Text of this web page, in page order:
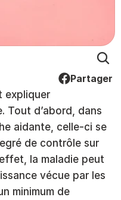
Partager
expliquer
Tout d’abord, dans
aidante, celle-ci se
de contrôle sur
la maladie peut
vécue par les
minimum de